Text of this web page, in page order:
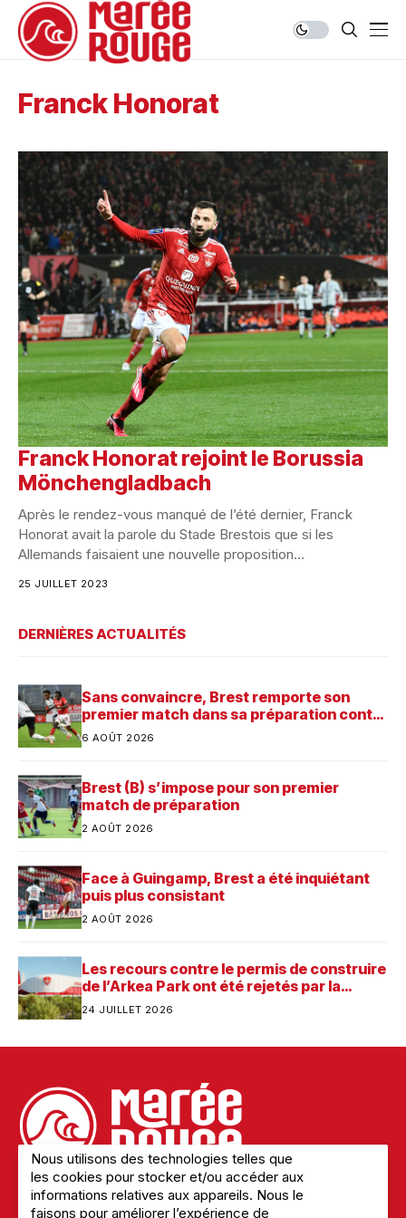
Franck Honorat
Franck Honorat rejoint le Borussia
Mönchengladbach
Après le rendez-vous manqué de l’été dernier, Franck
Honorat avait la parole du Stade Brestois que si les
Allemands faisaient une nouvelle proposition...
25 JUILLET 2023
DERNIÈRES ACTUALITÉS
Sans convaincre, Brest remporte son
premier match dans sa préparation contre
Saint-Brieuc
6 AOÛT 2026
Brest (B) s’impose pour son premier
match de préparation
2 AOÛT 2026
Face à Guingamp, Brest a été inquiétant
puis plus consistant
2 AOÛT 2026
Les recours contre le permis de construire
de l’Arkea Park ont été rejetés par la
justice. Quelle est désormais la prochaine
24 JUILLET 2026
Nous utilisons des technologies telles que
les cookies pour stocker et/ou accéder aux
informations relatives aux appareils. Nous le
faisons pour améliorer l’expérience de